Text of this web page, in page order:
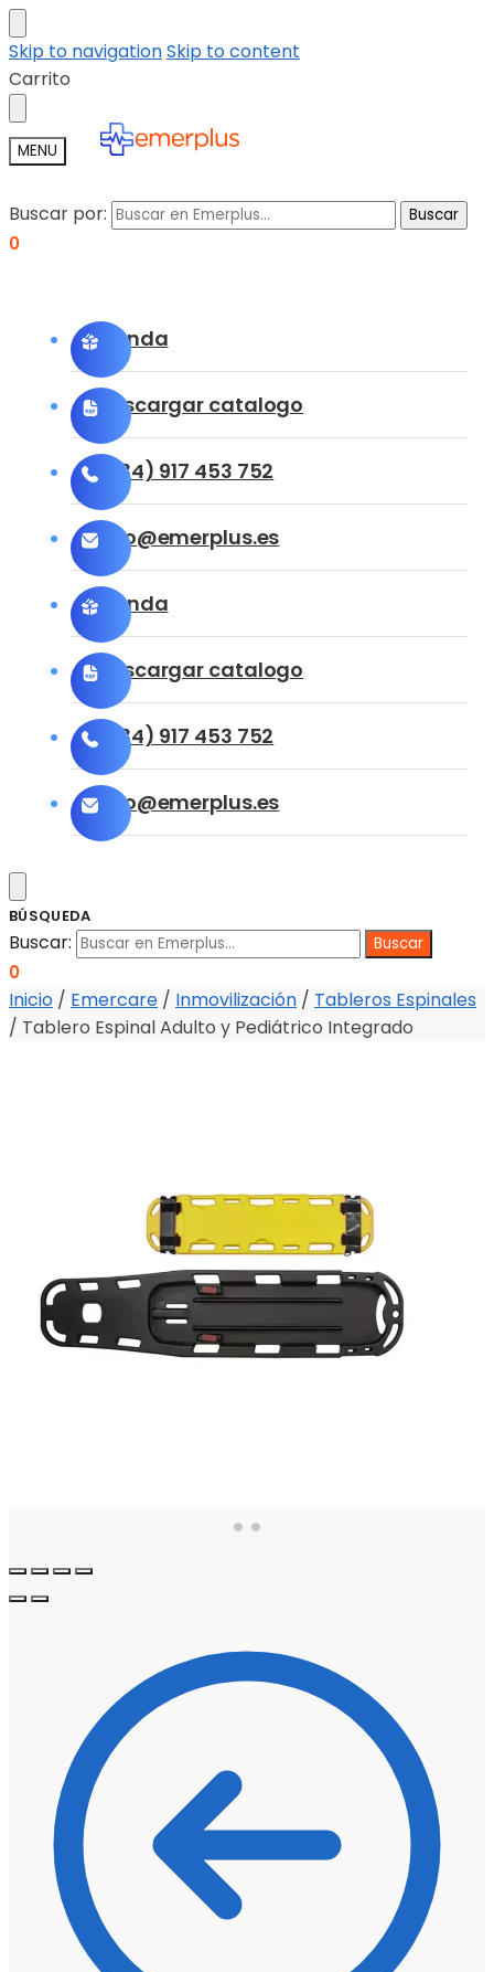
Skip to navigationSkip to content
Carrito
MENU
Buscar por: Buscar
0
Tienda
Descargar catalogo
(+34) 917 453 752
info@emerplus.es
Tienda
Descargar catalogo
(+34) 917 453 752
info@emerplus.es
BÚSQUEDA
Buscar:
0
Inicio / Emercare / Inmovilización / Tableros Espinales
/ Tablero Espinal Adulto y Pediátrico Integrado